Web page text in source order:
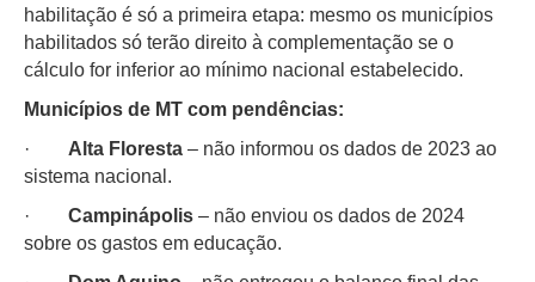
habilitação é só a primeira etapa: mesmo os municípios
habilitados só terão direito à complementação se o
cálculo for inferior ao mínimo nacional estabelecido.
Municípios de MT com pendências:
· Alta Floresta – não informou os dados de 2023 ao
sistema nacional.
· Campinápolis – não enviou os dados de 2024
sobre os gastos em educação.